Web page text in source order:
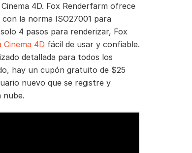
4D. Fox Renderfarm ofrece
la norma ISO27001 para
4 pasos para renderizar, Fox
4D fácil de usar y confiable.
detallada para todos los
hay un cupón gratuito de $25
nuevo que se registre y
nube.